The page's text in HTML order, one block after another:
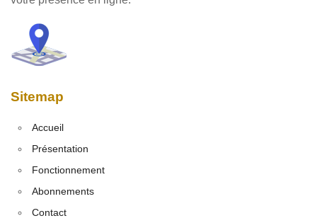
Sitemap
Accueil
Présentation
Fonctionnement
Abonnements
Contact